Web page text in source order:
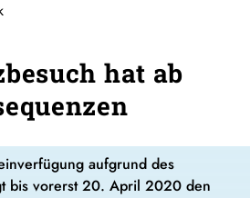
hat ab
aufgrund des
bis vorerst 20. April 2020 den